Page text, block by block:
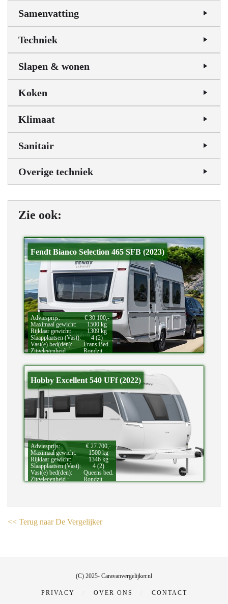
Samenvatting
Techniek
Slapen & wonen
Koken
Klimaat
Sanitair
Overige techniek
Zie ook:
Fendt Bianco Selection 465 SFB (2023)
Adviesprijs:
€ 30.100,-
Maximaal gewicht:
1500 kg
Rijklaar gewicht:
1309 kg
Slaapplaatsen (Vast):
4 (2)
Vast(e) bed(den):
Frans Bed.
Zitgelegenheid.:
Rondzit.
Hobby Excellent 540 UFf (2022)
Adviesprijs:
€ 27.700,-
Maximaal gewicht:
1500 kg
Rijklaar gewicht:
1346 kg
Slaapplaatsen (Vast):
4 (2)
Vast(e) bed(den):
Queens bed.
Zitgelegenheid.:
Rondzit.
<< Terug naar De Vergelijker
(C) 2025- Caravanvergelijker.nl
PRIVACY OVER ONS CONTACT